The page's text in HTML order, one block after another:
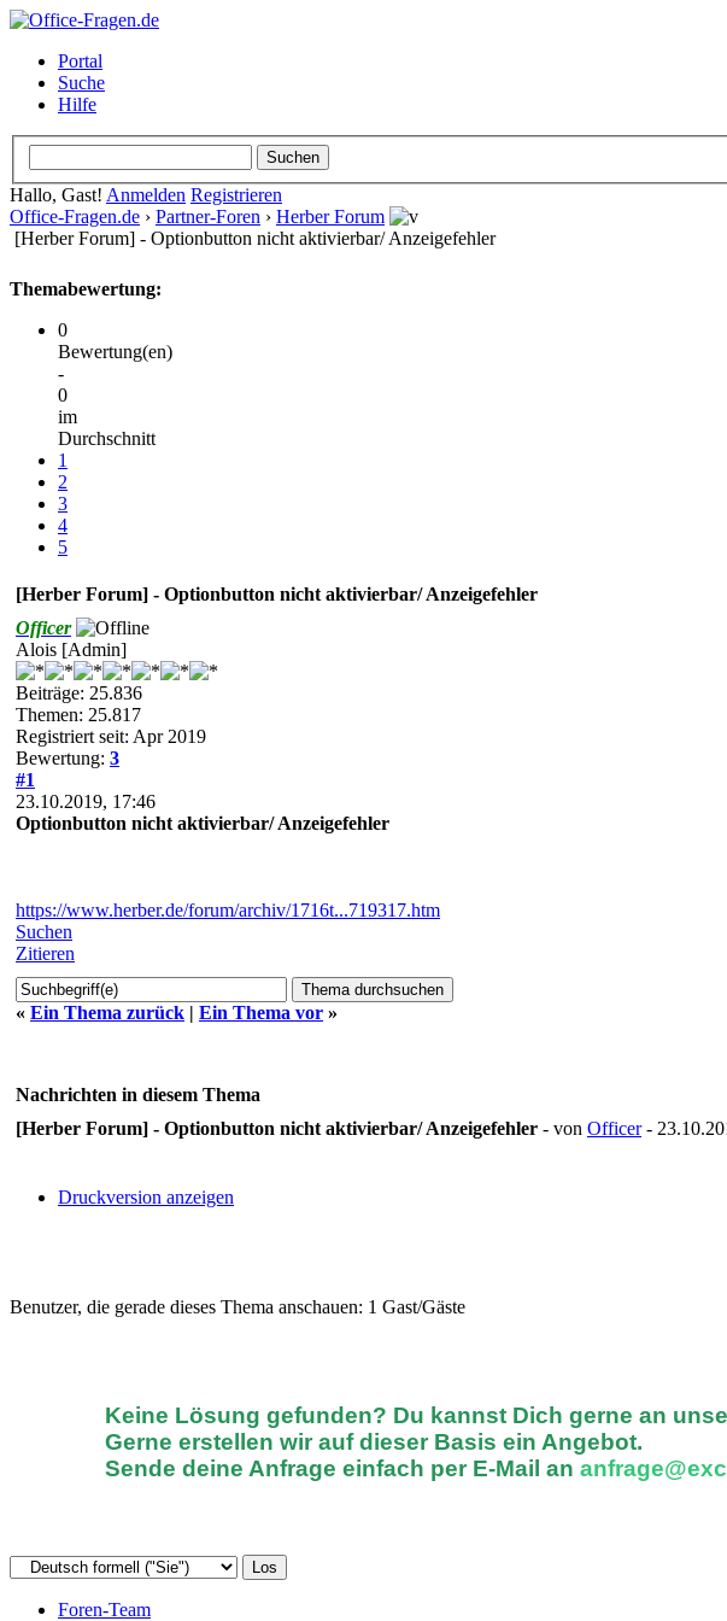
Portal
Suche
Hilfe
Hallo, Gast! Anmelden Registrieren
Office-Fragen.de › Partner-Foren › Herber Forum
[Herber Forum] - Optionbutton nicht aktivierbar/ Anzeigefehler
Themabewertung:
0
Bewertung(en)
-
0
im
Durchschnitt
1
2
3
4
5
[Herber Forum] - Optionbutton nicht aktivierbar/ Anzeigefehler
Officer
Alois [Admin]
Beiträge: 25.836
Themen: 25.817
Registriert seit: Apr 2019
Bewertung: 3
#1
23.10.2019, 17:46
Optionbutton nicht aktivierbar/ Anzeigefehler
https://www.herber.de/forum/archiv/1716t...719317.htm
Suchen
Zitieren
« Ein Thema zurück | Ein Thema vor »
Nachrichten in diesem Thema
[Herber Forum] - Optionbutton nicht aktivierbar/ Anzeigefehler - von Officer-
Druckversion anzeigen
Benutzer, die gerade dieses Thema anschauen: 1 Gast/Gäste
Keine Lösung gefunden? Du kannst Dich gerne an
Gerne erstellen wir auf dieser Basis ein Angebot.
Sende deine Anfrage einfach per E-Mail an
Foren-Team